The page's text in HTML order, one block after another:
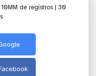
de registros | 30